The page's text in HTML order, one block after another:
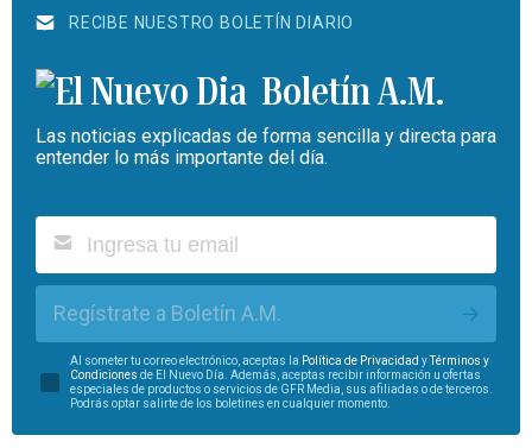
RECIBE NUESTRO BOLETÍN DIARIO
Boletín A.M.
Las noticias explicadas de forma sencilla y directa para
entender lo más importante del día.
Regístrate a Boletín A.M.
Al someter tu correo electrónico, aceptas la Política de Privacidad yTérminos y
Condiciones de El Nuevo Día. Además, aceptas recibir información u ofertas
especiales de productos o servicios de GFR Media, sus afiliadas o de terceros.
Podrás optar salirte de los boletines en cualquier momento.